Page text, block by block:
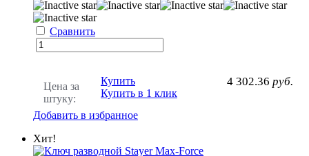
Сравнить
Цена за
штуку:
4 302.36 руб.
Купить
Купить в 1 клик
Добавить в избранное
Хит!